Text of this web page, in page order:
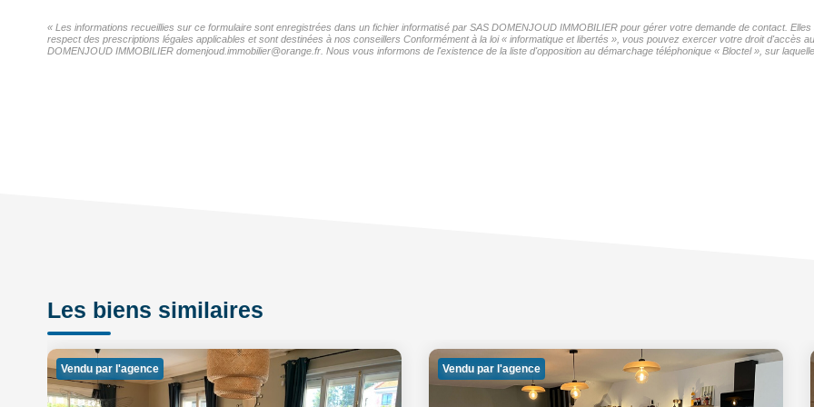
« Les informations recueillies sur ce formulaire sont enregistrées dans un fichier informatisé par SAS DOMENJOUD IMMOBILIER pour gérer votre demande de contact.
respect des prescriptions légales applicables et sont destinées à nos conseillers Conformément à la loi « informatique et libertés », vous pouvez exercer votre droit d'accès
DOMENJOUD IMMOBILIER domenjoud.immobilier@orange.fr. Nous vous informons de l'existence de la liste d'opposition au démarchage téléphonique « Bloctel », sur
Les biens similaires
Vendu par l'agence Vendu par l'agence